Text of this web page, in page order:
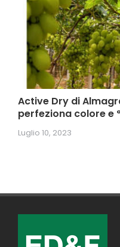
Active Dry di
perfeziona colore e
Luglio 10, 2023